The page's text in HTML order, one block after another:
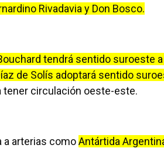
Rivadavia y Don Bosco.
tendrá sentido suroeste
de Solís adoptará sentido
tener circulación oeste-este.
a arterias comoAntártida